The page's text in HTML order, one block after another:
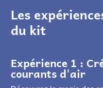
Les
du kit
Expérience 1 :
courants d'air